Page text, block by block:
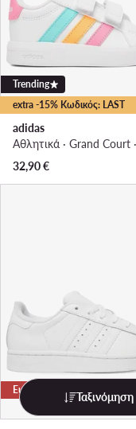
extra -15% Κωδικός: LAST
Trending
adidas
32,90€
Ευκαιρία
Ταξινόμηση